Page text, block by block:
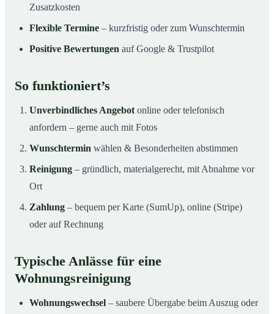
Zusatzkosten
Flexible Termine – kurzfristig oder zum Wunschtermin
Positive Bewertungen auf Google & Trustpilot
So funktioniert’s
Unverbindliches Angebot online oder telefonisch
anfordern – gerne auch mit Fotos
Wunschtermin wählen & Besonderheiten abstimmen
Reinigung – gründlich, materialgerecht, mit Abnahme vor
Ort
Zahlung – bequem per Karte (SumUp), online (Stripe)
oder auf Rechnung
Typische Anlässe für eine
Wohnungsreinigung
Wohnungswechsel – saubere Übergabe beim Auszug oder